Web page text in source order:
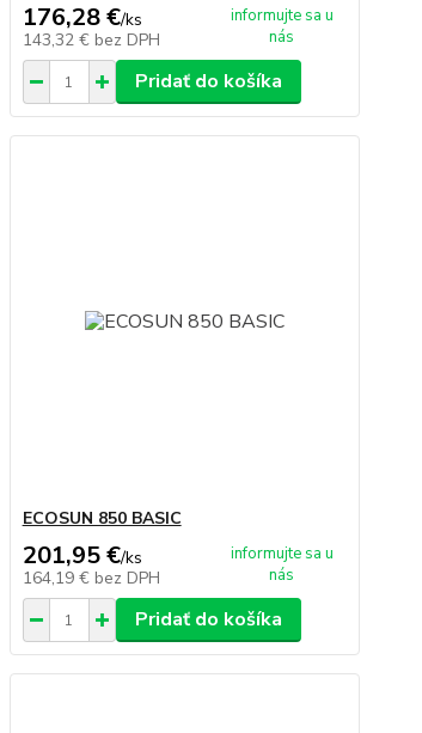
176,28 €/ks
143,32 € bez DPH
informujte sa u
nás
Pridať do košíka
ECOSUN 850 BASIC
201,95 €/ks
164,19 € bez DPH
informujte sa u
nás
Pridať do košíka